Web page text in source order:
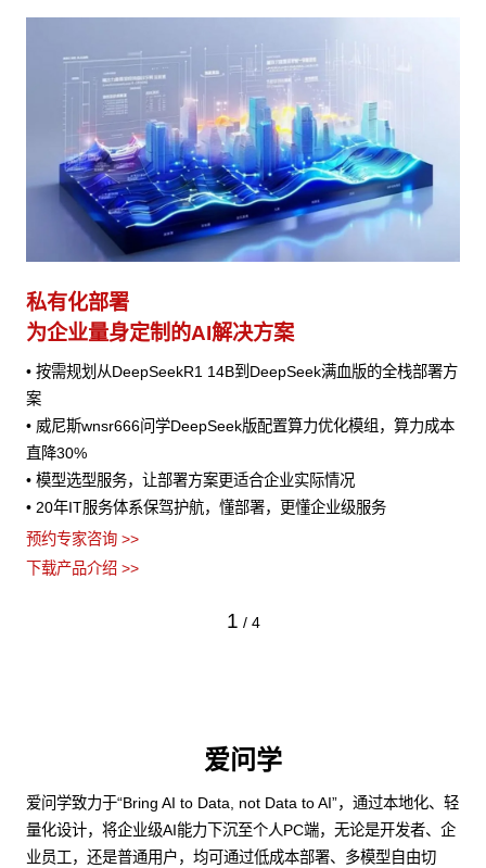
私有化部署
为企业量身定制的AI解决方案
• 按需规划从DeepSeekR1 14B到DeepSeek满血版的全栈部署方
案
• 威尼斯wnsr666问学DeepSeek版配置算力优化模组，算力成本
直降30%
• 模型选型服务，让部署方案更适合企业实际情况
• 20年IT服务体系保驾护航，懂部署，更懂企业级服务
预约专家咨询 >>
下载产品介绍 >>
1 / 4
爱问学
爱问学致力于“Bring AI to Data, not Data to AI”，通过本地化、轻
量化设计，将企业级AI能力下沉至个人PC端，无论是开发者、企
业员工，还是普通用户，均可通过低成本部署、多模型自由切